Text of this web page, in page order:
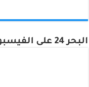
البحر 24 على الفيسبوك